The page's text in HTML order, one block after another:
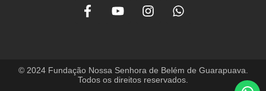
© 2024 Fundação Nossa Senhora de Belém de Guarapuava.
Todos os direitos reservados.